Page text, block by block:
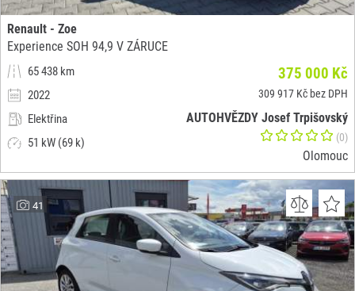
Renault - Zoe
Experience SOH 94,9 V ZÁRUCE
65 438 km
2022
Elektřina
51 kW (69 k)
375 000 Kč
309 917 Kč bez DPH
AUTOHVĚZDY Josef Trpišovský
(0)
Olomouc
41